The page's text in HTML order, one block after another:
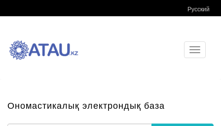
Русский
Toggle
Ономастикалық электрондық база